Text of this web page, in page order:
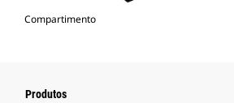
Compartimento
Produtos